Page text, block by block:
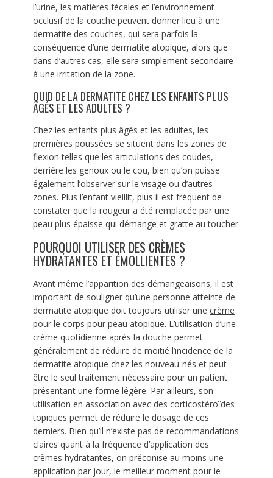
l’urine, les matières fécales et l’environnement
occlusif de la couche peuvent donner lieu à une
dermatite des couches, qui sera parfois la
conséquence d’une dermatite atopique, alors que
dans d’autres cas, elle sera simplement secondaire
à une irritation de la zone.
QUID DE LA DERMATITE CHEZ LES ENFANTS PLUS
ÂGÉS ET LES ADULTES ?
Chez les enfants plus âgés et les adultes, les
premières poussées se situent dans les zones de
flexion telles que les articulations des coudes,
derrière les genoux ou le cou, bien qu’on puisse
également l’observer sur le visage ou d’autres
zones. Plus l’enfant vieillit, plus il est fréquent de
constater que la rougeur a été remplacée par une
peau plus épaisse qui démange et gratte au toucher.
POURQUOI UTILISER DES CRÈMES
HYDRATANTES ET ÉMOLLIENTES ?
Avant même l’apparition des démangeaisons, il est
important de souligner qu’une personne atteinte de
dermatite atopique doit toujours utiliser une crème
pour le corps pour peau atopique. L’utilisation d’une
crème quotidienne après la douche permet
généralement de réduire de moitié l’incidence de la
dermatite atopique chez les nouveau-nés et peut
être le seul traitement nécessaire pour un patient
présentant une forme légère. Par ailleurs, son
utilisation en association avec des corticostéroïdes
topiques permet de réduire le dosage de ces
derniers. Bien qu’il n’existe pas de recommandations
claires quant à la fréquence d’application des
crèmes hydratantes, on préconise au moins une
application par jour, le meilleur moment pour le